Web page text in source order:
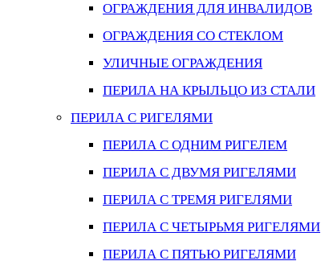
ОГРАЖДЕНИЯ ДЛЯ ИНВАЛИДОВ
ОГРАЖДЕНИЯ СО СТЕКЛОМ
УЛИЧНЫЕ ОГРАЖДЕНИЯ
ПЕРИЛА НА КРЫЛЬЦО ИЗ СТАЛИ
ПЕРИЛА С РИГЕЛЯМИ
ПЕРИЛА С ОДНИМ РИГЕЛЕМ
ПЕРИЛА С ДВУМЯ РИГЕЛЯМИ
ПЕРИЛА С ТРЕМЯ РИГЕЛЯМИ
ПЕРИЛА С ЧЕТЫРЬМЯ РИГЕЛЯМИ
ПЕРИЛА С ПЯТЬЮ РИГЕЛЯМИ